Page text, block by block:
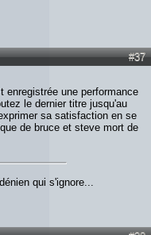
#37
une performance
le dernier titre jusqu'au
sa satisfaction en se
de bruce et steve mort de
qui s'ignore...